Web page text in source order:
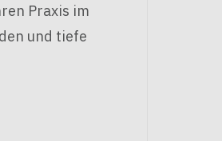
Praxis im
und tiefe